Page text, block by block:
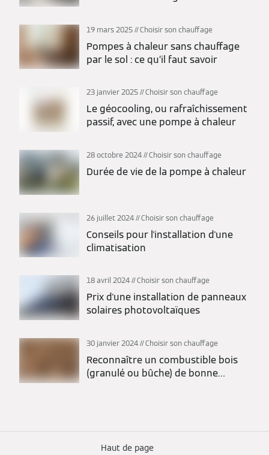
19 mars 2025 Choisir son chauffage
Pompes à chaleur sans chauffage
par le sol : ce qu’il faut savoir
23 janvier 2025 Choisir son chauffage
Le géocooling, ou rafraîchissement
passif, avec une pompe à chaleur
28 octobre 2024 Choisir son chauffage
Durée de vie de la pompe à chaleur
26 juillet 2024 Choisir son chauffage
Conseils pour l'installation d'une
climatisation
18 avril 2024 Choisir son chauffage
Prix d'une installation de panneaux
solaires photovoltaïques
30 janvier 2024 Choisir son chauffage
Reconnaître un combustible bois
(granulé ou bûche) de bonne
Haut de page